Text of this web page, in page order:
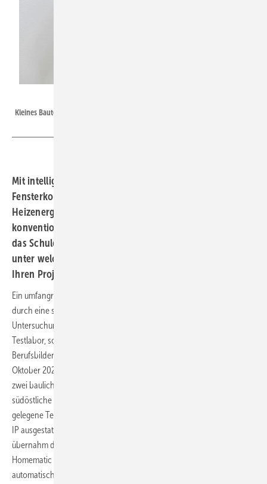
Kleines Bauteil mit großer Wirkung, ein smarter Heizkörperhermostat
Mit intelligenten Heizkörperthermostaten und
Fensterkontakten von Homematic IP wurden über 30 %
Heizenergie im Versuchszeitraum gegenüber
konventionell beheizten Räumen gespart. Ein Beispiel,
das Schule machen kann. Lesen Sie, und wägen Sie ab,
unter welchen Bedingungen eine solche Einsparung in
Ihren Projekten realistisch erscheint.
Ein umfangreiches Pilotprojekt belegt das Energieeinsparpotenzial
durch eine smarte Einzelraumregelung. Die Grundlage der
Untersuchungsergebnisse ist kein künstlicher Versuchsaufbau im
Testlabor, sondern eine Messreihe aus dem realen Schulalltag an den
Berufsbildenden Schulen II in Leer (BBS II). Im Versuchszeitraum, von
Oktober 2021 bis Januar 2022, wurden die Heizenergieverbräuche
zwei baulich vergleichbarer Gebäudeteile der BBS II untersucht. Der
südöstliche Schultrakt wurde konventionell beheizt, der nordwestlich
gelegene Teil mit einer smarten Einzelraumsteuerung von Homematic
IP ausgestattet. Die Firma Natelberg Gebäudetechnik GmbH
übernahm die professionelle Planung und Umsetzung des Projekts:
Homematic IP Heizkörperthermostate (Typ: C2) sorgen für eine
automatische, hocheffiziente ­Temperatursteuerung. Durch die lange